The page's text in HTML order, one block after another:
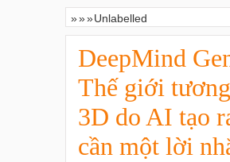
»» Unlabelled
»
DeepMind
Thế giới
3D do AI tạo
cần một lời